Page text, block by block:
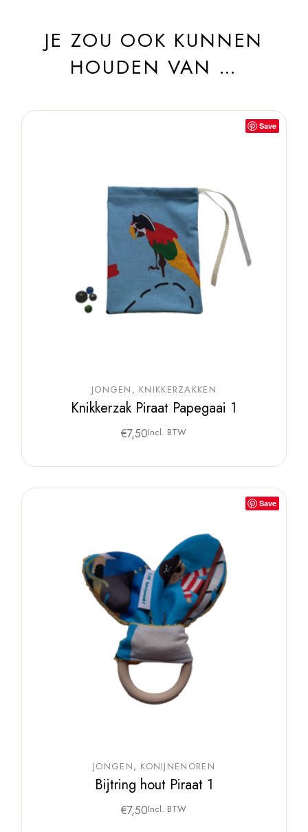
JE ZOU OOK KUNNEN
HOUDEN VAN …
Save
JONGEN KNIKKERZAKKEN
Knikkerzak Piraat Papegaai 1
€7,50Incl. BTW
Save
JONGEN KONIJNENOREN
Bijtring hout Piraat 1
€7,50Incl. BTW